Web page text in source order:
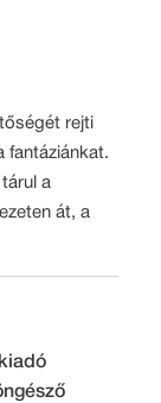
rejti
fantáziánkat.
a
át, a